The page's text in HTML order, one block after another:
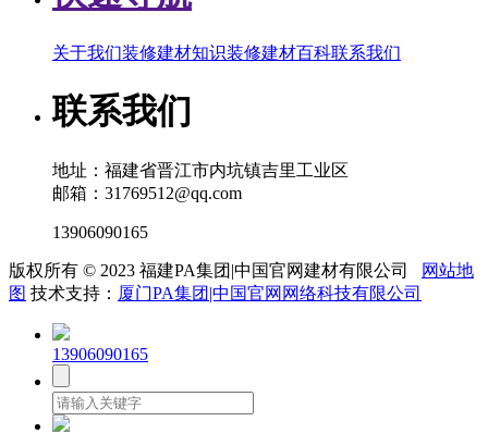
关于我们装修建材知识装修建材百科联系我们
联系我们
地址：福建省晋江市内坑镇吉里工业区
邮箱：31769512@qq.com
13906090165
版权所有 © 2023 福建PA集团|中国官网建材有限公司
网站地
图 技术支持： 厦门PA集团|中国官网网络科技有限公司
13906090165